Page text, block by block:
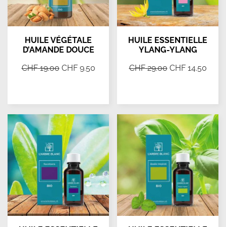
HUILE VÉGÉTALE
D’AMANDE DOUCE
CHF19.00 CHF9.50
HUILE ESSENTIELLE
YLANG-YLANG
CHF29.00 CHF14.50